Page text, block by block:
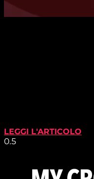
LEGGI L'ARTICOLO